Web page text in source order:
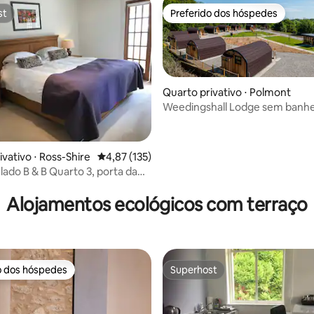
⋅ Ross-Shire 4,87 de uma avaliação média de 5, 135
4,87 (135)
B & B Quarto 3, porta da
Preferido dos hóspedes
Preferido dos hóspedes
Quarto privativo ⋅ Polmont
Weedingshall Lodge sem
Alojamentos ecológicos com terraço
dos hóspedes
dos hóspedes Superhost
Superhost